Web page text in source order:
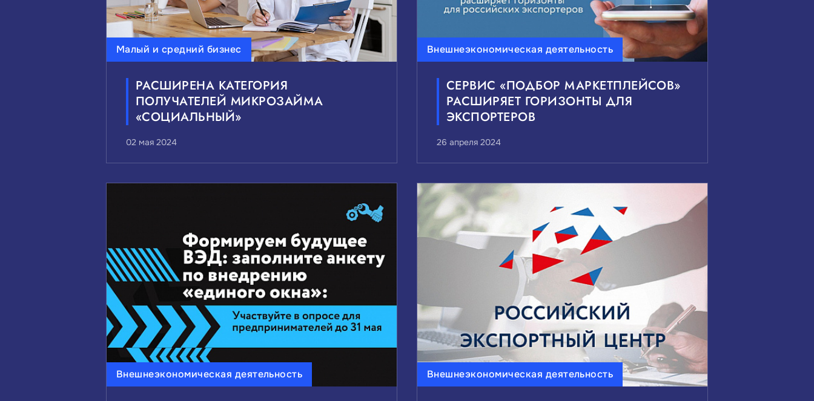
Малый и средний бизнес
РАСШИРЕНА КАТЕГОРИЯ
ПОЛУЧАТЕЛЕЙ МИКРОЗАЙМА
«СОЦИАЛЬНЫЙ»
02 мая 2024
Внешнеэкономическая деятельность
СЕРВИС «ПОДБОР МАРКЕТПЛЕЙСОВ»
РАСШИРЯЕТ ГОРИЗОНТЫ ДЛЯ
ЭКСПОРТЕРОВ
26 апреля 2024
Внешнеэкономическая деятельность Внешнеэкономическая деятельность